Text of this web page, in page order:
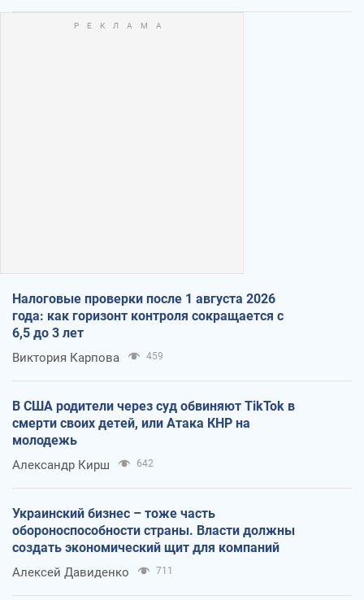
Налоговые проверки после 1 августа 2026
года: как горизонт контроля сокращается с
6,5 до 3 лет
Виктория Карпова 459
В США родители через суд обвиняют TikTok в
смерти своих детей, или Атака КНР на
молодежь
Александр Кирш 642
Украинский бизнес – тоже часть
обороноспособности страны. Власти должны
создать экономический щит для компаний
Алексей Давиденко 711